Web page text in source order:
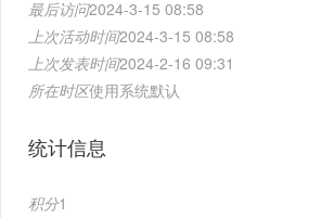
最后访问2024-3-15 08:58
上次活动时间2024-3-15 08:58
上次发表时间2024-2-16 09:31
所在时区使用系统默认
统计信息
积分1